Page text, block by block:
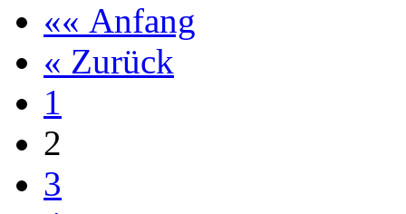
«« Anfang
« Zurück
1
2
3